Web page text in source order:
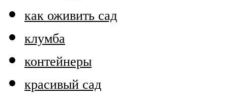
как оживить сад
клумба
контейнеры
красивый сад